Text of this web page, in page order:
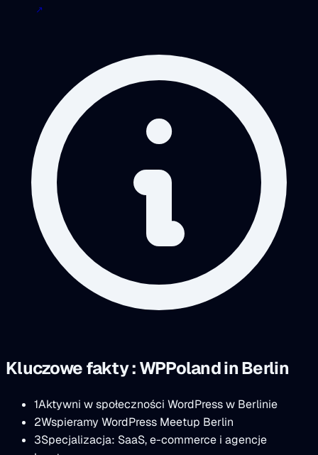
Kluczowe fakty : WPPoland in Berlin
1Aktywni w społeczności WordPress w Berlinie
2Wspieramy WordPress Meetup Berlin
3Specjalizacja: SaaS, e-commerce i agencje